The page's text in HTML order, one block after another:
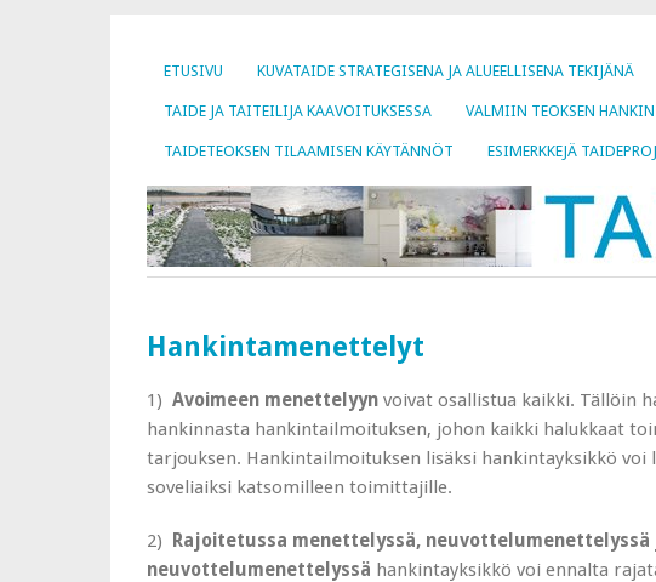
ETUSIVU KUVATAIDE STRATEGISENA JA ALUEELLISENA TEKIJÄNÄ
TAIDE JA TAITEILIJA KAAVOITUKSESSA VALMIIN TEOKSEN
TAIDETEOKSEN TILAAMISEN KÄYTÄNNÖT ESIMERKKEJÄ
Hankintamenettelyt
1) Avoimeen menettelyyn voivat osallistua kaikki. Tällöin
hankinnasta hankintailmoituksen, johon kaikki halukkaat
tarjouksen. Hankintailmoituksen lisäksi hankintayksikkö voi
soveliaiksi katsomilleen toimittajille.
2)
Rajoitetussa menettelyssä,
neuvottelumenettelyssä hankintayksikkö voi ennalta